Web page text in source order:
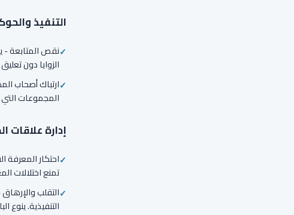
التنفيذ
نقص المتابعة -
الزوايا دون
ارتباك أصحاب
المجموعات
إدارة علاقات
احتكار المعرفة
تمنع اختلالات
التقلب
التنفيذية.